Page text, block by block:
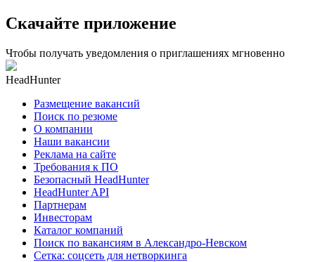
Скачайте приложение
Чтобы получать уведомления о приглашениях мгновенно
HeadHunter
Размещение вакансий
Поиск по резюме
О компании
Наши вакансии
Реклама на сайте
Требования к ПО
Безопасный HeadHunter
HeadHunter API
Партнерам
Инвесторам
Каталог компаний
Поиск по вакансиям в Александро-Невском
Сетка: соцсеть для нетворкинга